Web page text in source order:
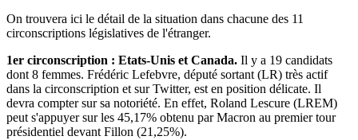
On trouvera ici le détail de la situation dans chacune des 11
circonscriptions législatives de l'étranger.
1er circonscription : Etats-Unis et Canada. Il y a 19 candidats
dont 8 femmes. Frédéric Lefebvre, député sortant (LR) très actif
dans la circonscription et sur Twitter, est en position délicate. Il
devra compter sur sa notoriété. En effet, Roland Lescure (LREM)
peut s'appuyer sur les 45,17% obtenu par Macron au premier tour
présidentiel devant Fillon (21,25%).